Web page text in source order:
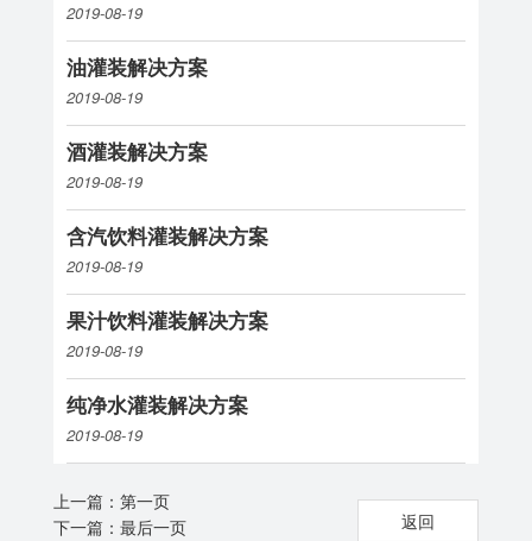
2019-08-19
油灌装解决方案
2019-08-19
酒灌装解决方案
2019-08-19
含汽饮料灌装解决方案
2019-08-19
果汁饮料灌装解决方案
2019-08-19
纯净水灌装解决方案
2019-08-19
上一篇： 第一页
下一篇： 最后一页 返回